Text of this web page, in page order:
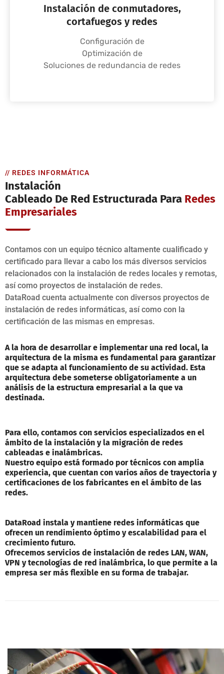
Instalación de conmutadores,
cortafuegos y redes
Configuración de
Optimización de
Soluciones de redundancia de redes
// REDES INFORMÁTICA
Instalación
Cableado De Red Estructurada Para Redes
Empresariales
Contamos con un equipo técnico altamente cualificado y
certificado para llevar a cabo los más diversos servicios
relacionados con la instalación de redes locales y remotas,
así como proyectos de instalación de redes.
DataRoad cuenta actualmente con diversos proyectos de
instalación de redes informáticas, así como con la
certificación de las mismas en empresas.
A la hora de desarrollar e implementar una red local, la
arquitectura de la misma es fundamental para garantizar
que se adapta al funcionamiento de su actividad. Esta
arquitectura debe someterse obligatoriamente a un
análisis de la estructura empresarial a la que va
destinada.
Para ello, contamos con servicios especializados en el
ámbito de la instalación y la migración de redes
cableadas e inalámbricas.
Nuestro equipo está formado por técnicos con amplia
experiencia, que cuentan con varios años de trayectoria y
certificaciones de los fabricantes en el ámbito de las
redes.
DataRoad instala y mantiene redes informáticas que
ofrecen un rendimiento óptimo y escalabilidad para el
crecimiento futuro.
Ofrecemos servicios de instalación de redes LAN, WAN,
VPN y tecnologías de red inalámbrica, lo que permite a la
empresa ser más flexible en su forma de trabajar.